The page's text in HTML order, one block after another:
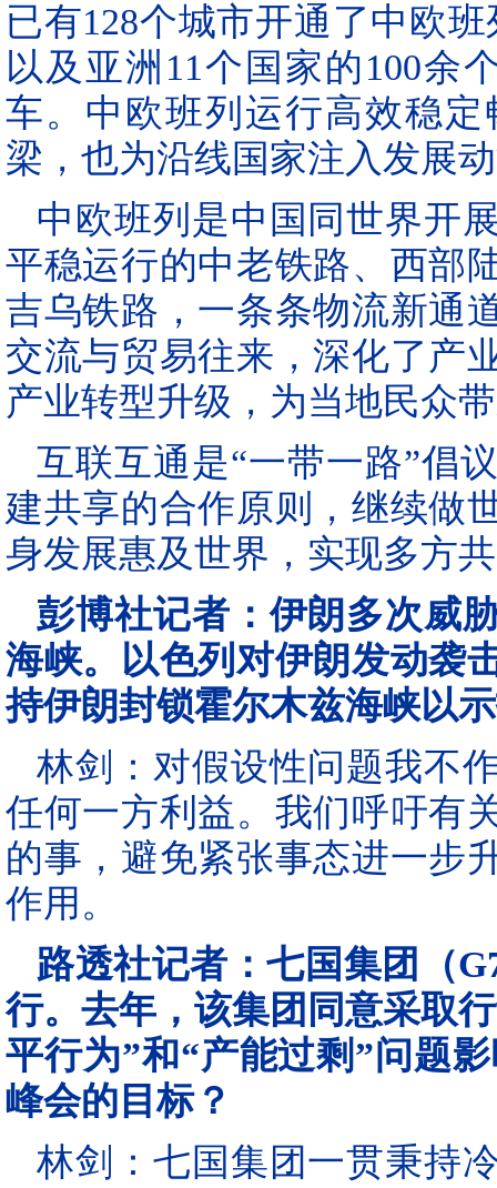
已有128个城市开通了中欧
以及亚洲11个国家的100余
车。中欧班列运行高效稳
梁，也为沿线国家注入发展
中欧班列是中国同世界开
平稳运行的中老铁路、西部
吉乌铁路，一条条物流新通
交流与贸易往来，深化了产
产业转型升级，为当地民众
互联互通是“一带一路”倡
建共享的合作原则，继续做
身发展惠及世界，实现多方
彭博社记者：伊朗多次威
海峡。以色列对伊朗发动袭
持伊朗封锁霍尔木兹海峡以
林剑：对假设性问题我不
任何一方利益。我们呼吁有
的事，避免紧张事态进一步
作用。
路透社记者：七国集团（
行。去年，该集团同意采取
平行为”和“产能过剩”问题
峰会的目标？
林剑：七国集团一贯秉持